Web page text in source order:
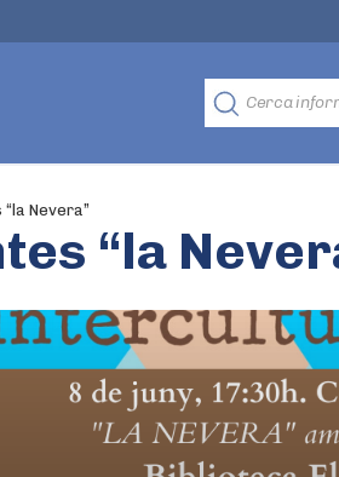
Nevera”
“la